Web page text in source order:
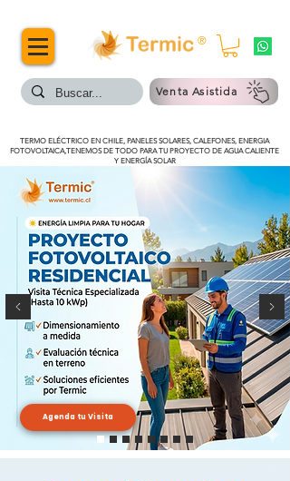
®
Venta Asistida
Agenda tu Visita
TERMO ELÉCTRICO EN CHILE, PANELES SOLARES, CALEFONES, ENERGIA
FOTOVOLTAICA,TENEMOS DE TODO PARA TU PROYECTO DE AGUA CALIENTE
Y ENERGÍA SOLAR